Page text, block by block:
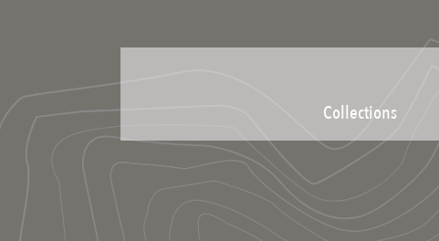
Collections